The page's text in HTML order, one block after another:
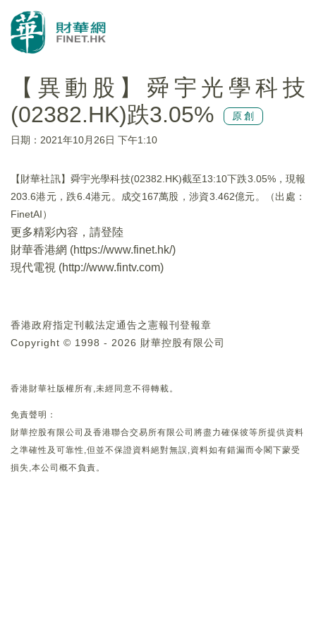
【異動股】舜宇光學科技
(02382.HK)跌3.05%
原創
日期：2021年10月26日 下午1:10
【財華社訊】舜宇光學科技(02382.HK)截至13:10下跌3.05%，現報
203.6港元，跌6.4港元。成交167萬股，涉資3.462億元。（出處：
FinetAI）
更多精彩內容，請登陸
財華香港網 (https://www.finet.hk/)
現代電視 (http://www.fintv.com)
香港政府指定刊載法定通告之憲報刊登報章
Copyright © 1998 - 2026 財華控股有限公司
香港財華社版權所有,未經同意不得轉載。
免責聲明：
財華控股有限公司及香港聯合交易所有限公司將盡力確保彼等所提供資料
之準確性及可靠性,但並不保證資料絕對無誤,資料如有錯漏而令閣下蒙受
損失,本公司概不負責。